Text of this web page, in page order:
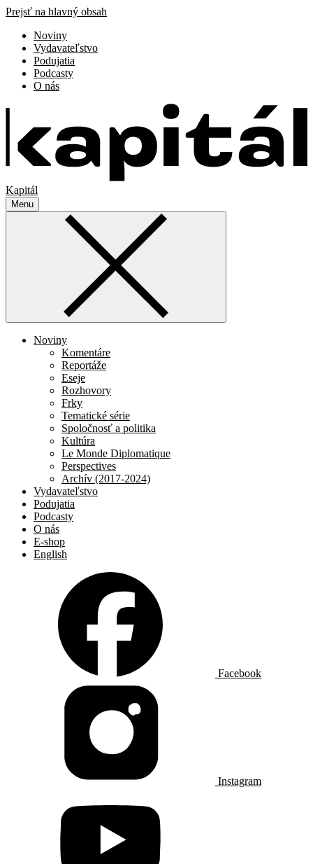
Prejsť na hlavný obsah
Noviny
Vydavateľstvo
Podujatia
Podcasty
O nás
Kapitál
Menu
Noviny
Komentáre
Reportáže
Eseje
Rozhovory
Frky
Tematické série
Spoločnosť a politika
Kultúra
Le Monde Diplomatique
Perspectives
Archív (2017-2024)
Vydavateľstvo
Podujatia
Podcasty
O nás
E-shop
English
Facebook
Instagram